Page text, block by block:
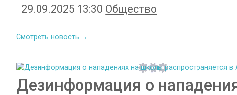
29.09.2025 13:30 Общество
Смотреть новость →
Дезинформация о